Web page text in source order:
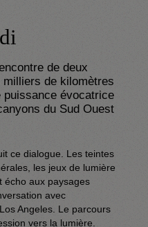
de deux
de kilomètres
puissance évocatrice
du Sud Ouest
ce dialogue. Les teintes
les jeux de lumière
écho aux paysages
avec
Angeles. Le parcours
vers la lumière.